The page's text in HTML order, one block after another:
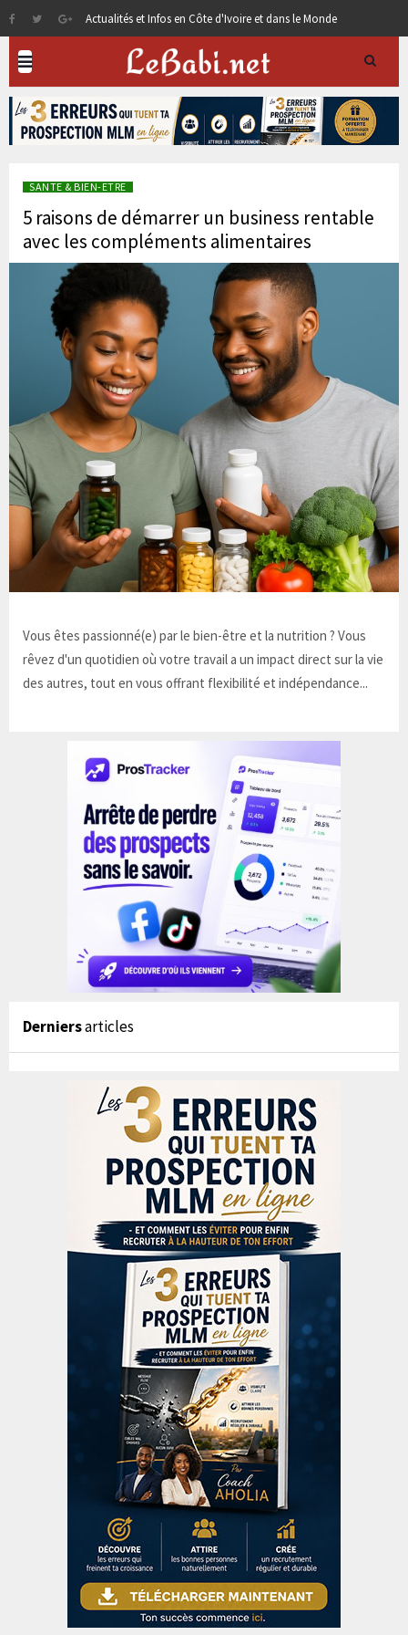
Actualités et Infos en Côte d'Ivoire et dans le Monde
SANTE & BIEN-ETRE
5 raisons de démarrer un business rentable
avec les compléments alimentaires
Vous êtes passionné(e) par le bien-être et la nutrition ? Vous
rêvez d'un quotidien où votre travail a un impact direct sur la vie
des autres, tout en vous offrant flexibilité et indépendance...
Derniersarticles